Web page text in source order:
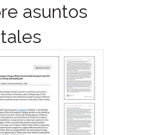
asuntos